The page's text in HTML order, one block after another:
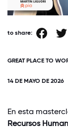
to share:
GREAT PLACE TO
14 DE MAYO DE 2026
En esta
Recursos